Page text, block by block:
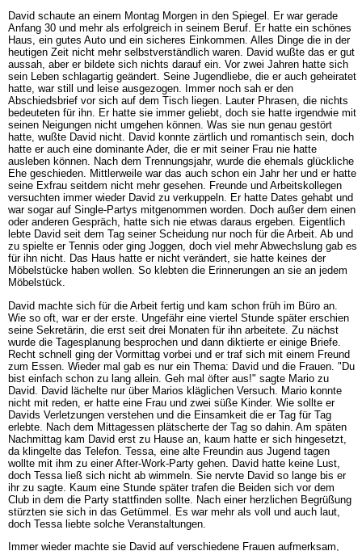
David schaute an einem Montag Morgen in den Spiegel. Er war gerade
Anfang 30 und mehr als erfolgreich in seinem Beruf. Er hatte ein schönes
Haus, ein gutes Auto und ein sicheres Einkommen. Alles Dinge die in der
heutigen Zeit nicht mehr selbstverständlich waren. David wußte das er gut
aussah, aber er bildete sich nichts darauf ein. Vor zwei Jahren hatte sich
sein Leben schlagartig geändert. Seine Jugendliebe, die er auch geheiratet
hatte, war still und leise ausgezogen. Immer noch sah er den
Abschiedsbrief vor sich auf dem Tisch liegen. Lauter Phrasen, die nichts
bedeuteten für ihn. Er hatte sie immer geliebt, doch sie hatte irgendwie mit
seinen Neigungen nicht umgehen können. Was sie nun genau gestört
hatte, wußte David nicht. David konnte zärtlich und romantisch sein, doch
hatte er auch eine dominante Ader, die er mit seiner Frau nie hatte
ausleben können. Nach dem Trennungsjahr, wurde die ehemals glückliche
Ehe geschieden. Mittlerweile war das auch schon ein Jahr her und er hatte
seine Exfrau seitdem nicht mehr gesehen. Freunde und Arbeitskollegen
versuchten immer wieder David zu verkuppeln. Er hatte Dates gehabt und
war sogar auf Single-Partys mitgenommen worden. Doch außer dem einen
oder anderen Gespräch, hatte sich nie etwas daraus ergeben. Eigentlich
lebte David seit dem Tag seiner Scheidung nur noch für die Arbeit. Ab und
zu spielte er Tennis oder ging Joggen, doch viel mehr Abwechslung gab es
für ihn nicht. Das Haus hatte er nicht verändert, sie hatte keines der
Möbelstücke haben wollen. So klebten die Erinnerungen an sie an jedem
Möbelstück.
David machte sich für die Arbeit fertig und kam schon früh im Büro an.
Wie so oft, war er der erste. Ungefähr eine viertel Stunde später erschien
seine Sekretärin, die erst seit drei Monaten für ihn arbeitete. Zu nächst
wurde die Tagesplanung besprochen und dann diktierte er einige Briefe.
Recht schnell ging der Vormittag vorbei und er traf sich mit einem Freund
zum Essen. Wieder mal gab es nur ein Thema: David und die Frauen. "Du
bist einfach schon zu lang allein. Geh mal öfter aus!" sagte Mario zu
David. David lächelte nur über Marios kläglichen Versuch. Mario konnte
nicht mit reden, er hatte eine Frau und zwei süße Kinder. Wie sollte er
Davids Verletzungen verstehen und die Einsamkeit die er Tag für Tag
erlebte. Nach dem Mittagessen plätscherte der Tag so dahin. Am späten
Nachmittag kam David erst zu Hause an, kaum hatte er sich hingesetzt,
da klingelte das Telefon. Tessa, eine alte Freundin aus Jugend tagen
wollte mit ihm zu einer After-Work-Party gehen. David hatte keine Lust,
doch Tessa ließ sich nicht ab wimmeln. Sie nervte David so lange bis er
ihr zu sagte. Kaum eine Stunde später trafen die Beiden sich vor dem
Club in dem die Party stattfinden sollte. Nach einer herzlichen Begrüßung
stürzten sie sich in das Getümmel. Es war mehr als voll und auch laut,
doch Tessa liebte solche Veranstaltungen.
Immer wieder machte sie David auf verschiedene Frauen aufmerksam,